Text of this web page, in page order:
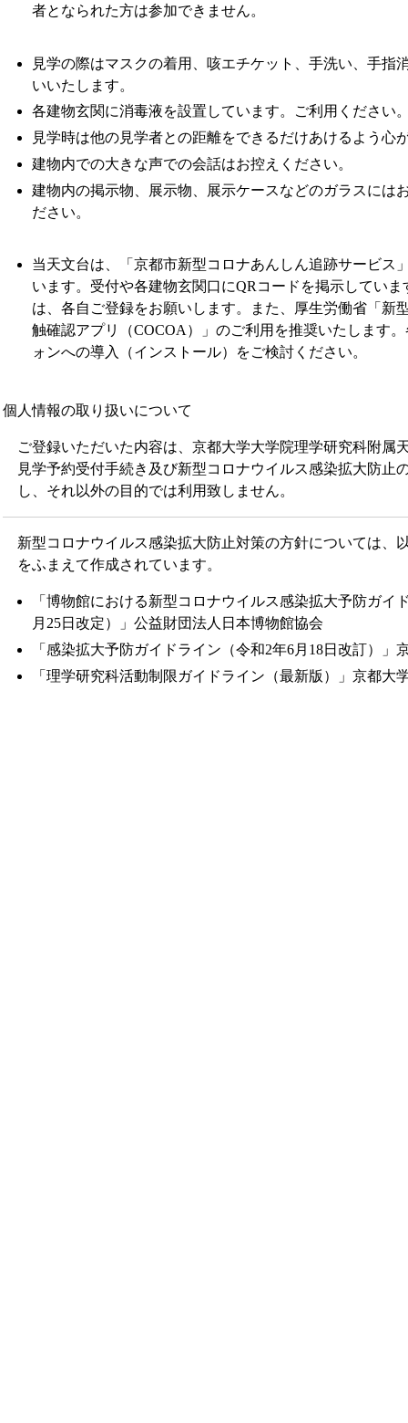
者となられた方は参加できません。
見学の際はマスクの着用、咳エチケット、手洗い、手指
いいたします。
各建物玄関に消毒液を設置しています。ご利用ください
見学時は他の見学者との距離をできるだけあけるよう心
建物内での大きな声での会話はお控えください。
建物内の掲示物、展示物、展示ケースなどのガラスには
ださい。
当天文台は、「京都市新型コロナあんしん追跡サービス
います。受付や各建物玄関口にQRコードを掲示してい
は、各自ご登録をお願いします。また、厚生労働省「新
触確認アプリ（COCOA）」のご利用を推奨いたします
ォンへの導入（インストール）をご検討ください。
個人情報の取り扱いについて
ご登録いただいた内容は、京都大学大学院理学研究科附属
見学予約受付手続き及び新型コロナウイルス感染拡大防止
し、それ以外の目的では利用致しません。
新型コロナウイルス感染拡大防止対策の方針については、
をふまえて作成されています。
「博物館における新型コロナウイルス感染拡大予防ガイ
月25日改定）」公益財団法人日本博物館協会
「感染拡大予防ガイドライン（令和2年6月18日改訂）」
「理学研究科活動制限ガイドライン（最新版）」京都大